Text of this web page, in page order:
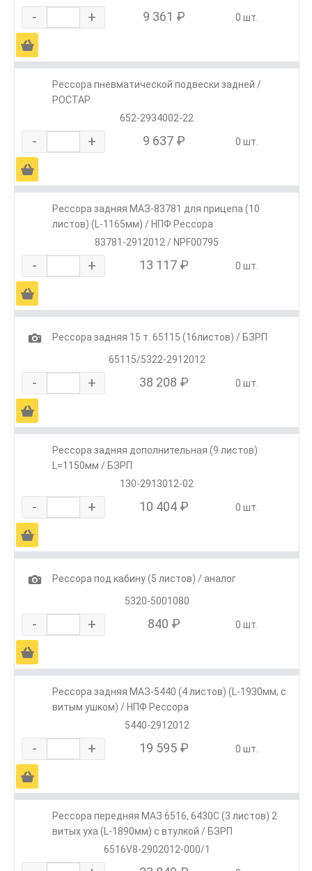
- + 9 361 ₽ 0 шт.
Ä
Рессора пневматической подвески задней /
РОСТАР
652-2934002-22
- + 9 637 ₽ 0 шт.
Ä
Рессора задняя МАЗ-83781 для прицепа (10
листов) (L-1165мм) / НПФ Рессора
83781-2912012 / NPF00795
- + 13 117 ₽ 0 шт.
Ä
1
Рессора задняя 15 т. 65115 (16листов) / БЗРП
65115/5322-2912012
- + 38 208 ₽ 0 шт.
Ä
Рессора задняя дополнительная (9 листов)
L=1150мм / БЗРП
130-2913012-02
- + 10 404 ₽ 0 шт.
Ä
1
Рессора под кабину (5 листов) / аналог
5320-5001080
- + 840 ₽ 0 шт.
Ä
Рессора задняя МАЗ-5440 (4 листов) (L-1930мм, с
витым ушком) / НПФ Рессора
5440-2912012
- + 19 595 ₽ 0 шт.
Ä
Рессора передняя МАЗ 6516, 6430С (3 листов) 2
витых уха (L-1890мм) с втулкой / БЗРП
6516V8-2902012-000/1